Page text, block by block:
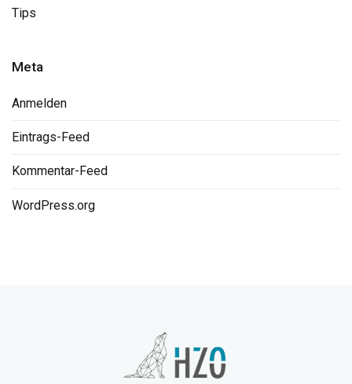
Tips
Meta
Anmelden
Eintrags-Feed
Kommentar-Feed
WordPress.org